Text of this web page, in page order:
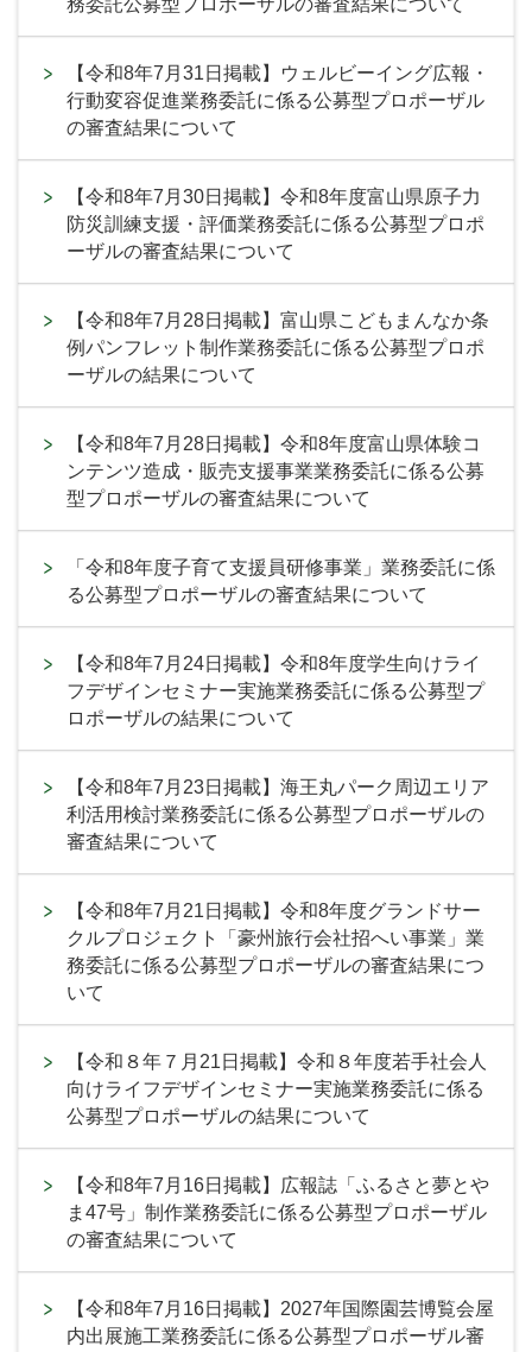
務委託公募型プロポーザルの審査結果について
【令和8年7月31日掲載】ウェルビーイング広報・
行動変容促進業務委託に係る公募型プロポーザル
の審査結果について
【令和8年7月30日掲載】令和8年度富山県原子力
防災訓練支援・評価業務委託に係る公募型プロポ
ーザルの審査結果について
【令和8年7月28日掲載】富山県こどもまんなか条
例パンフレット制作業務委託に係る公募型プロポ
ーザルの結果について
【令和8年7月28日掲載】令和8年度富山県体験コ
ンテンツ造成・販売支援事業業務委託に係る公募
型プロポーザルの審査結果について
「令和8年度子育て支援員研修事業」業務委託に係
る公募型プロポーザルの審査結果について
【令和8年7月24日掲載】令和8年度学生向けライ
フデザインセミナー実施業務委託に係る公募型プ
ロポーザルの結果について
【令和8年7月23日掲載】海王丸パーク周辺エリア
利活用検討業務委託に係る公募型プロポーザルの
審査結果について
【令和8年7月21日掲載】令和8年度グランドサー
クルプロジェクト「豪州旅行会社招へい事業」業
務委託に係る公募型プロポーザルの審査結果につ
いて
【令和８年７月21日掲載】令和８年度若手社会人
向けライフデザインセミナー実施業務委託に係る
公募型プロポーザルの結果について
【令和8年7月16日掲載】広報誌「ふるさと夢とや
ま47号」制作業務委託に係る公募型プロポーザル
の審査結果について
【令和8年7月16日掲載】2027年国際園芸博覧会屋
内出展施工業務委託に係る公募型プロポーザル審